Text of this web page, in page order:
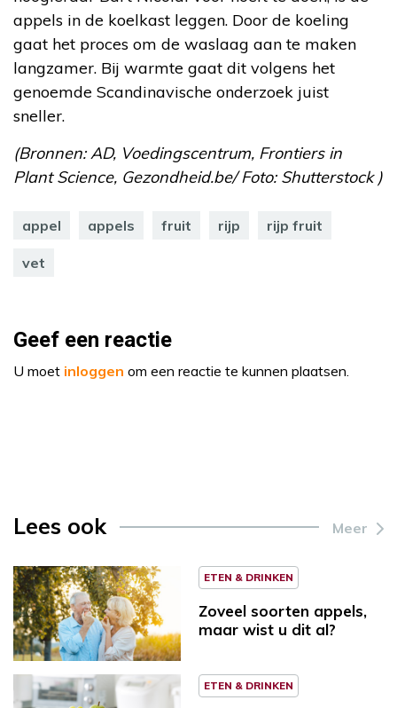
appels in de koelkast leggen. Door de koeling
gaat het proces om de waslaag aan te maken
langzamer. Bij warmte gaat dit volgens het
genoemde Scandinavische onderzoek juist
sneller.
(Bronnen: AD, Voedingscentrum, Frontiers in
Plant Science, Gezondheid.be/ Foto: Shutterstock )
appel appels fruit rijp rijp fruit
vet
Geef een reactie
U moet inloggen om een reactie te kunnen plaatsen.
Lees ook Meer
ETEN & DRINKEN
Zoveel soorten appels,
maar wist u dit al?
ETEN & DRINKEN